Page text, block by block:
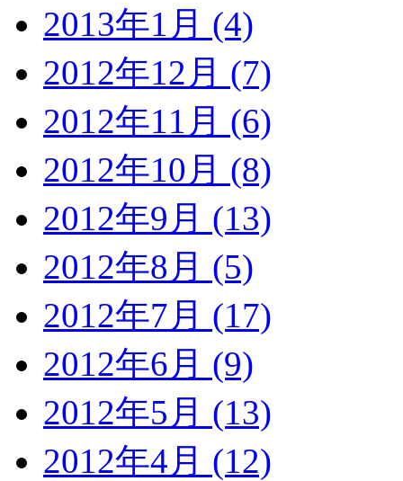
2013年1月 (4)
2012年12月 (7)
2012年11月 (6)
2012年10月 (8)
2012年9月 (13)
2012年8月 (5)
2012年7月 (17)
2012年6月 (9)
2012年5月 (13)
2012年4月 (12)